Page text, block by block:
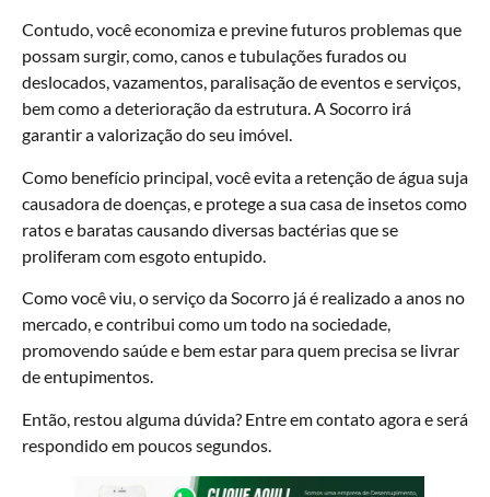
Contudo, você economiza e previne futuros problemas que
possam surgir, como, canos e tubulações furados ou
deslocados, vazamentos, paralisação de eventos e serviços,
bem como a deterioração da estrutura. A Socorro irá
garantir a valorização do seu imóvel.
Como benefício principal, você evita a retenção de água suja
causadora de doenças, e protege a sua casa de insetos como
ratos e baratas causando diversas bactérias que se
proliferam com esgoto entupido.
Como você viu, o serviço da Socorro já é realizado a anos no
mercado, e contribui como um todo na sociedade,
promovendo saúde e bem estar para quem precisa se livrar
de entupimentos.
Então, restou alguma dúvida? Entre em contato agora e será
respondido em poucos segundos.